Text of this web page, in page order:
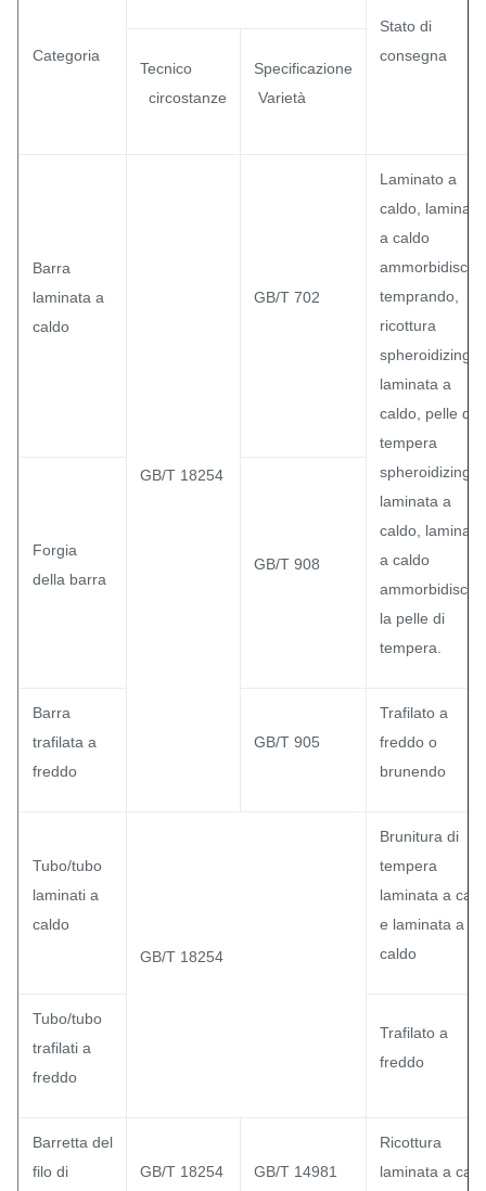
Categoria
Stato di
consegna
Tecnico
circostanze
Specificazione
Varietà
Barra
laminata a
caldo
GB/T 18254
GB/T 702
Laminato a
caldo, laminato
a caldo
ammorbidisca
temprando,
ricottura
spheroidizing
laminata a
caldo, pelle di
tempera
spheroidizing
laminata a
caldo, laminata
a caldo
la pelle di
tempera.
Forgia
della barra
GB/T 908
Barra
trafilata a
freddo
GB/T 905
Trafilato a
freddo o
brunendo
Tubo/tubo
laminati a
caldo
GB/T 18254
Brunitura di
tempera
laminata a
e laminata a
caldo
Tubo/tubo
trafilati a
freddo
Trafilato a
freddo
Barretta del
filo di
GB/T 18254 GB/T 14981
Ricottura
laminata a